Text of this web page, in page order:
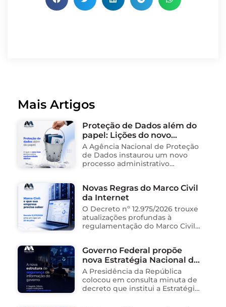
Mais Artigos
Proteção de Dados além do
papel: Lições do novo
processo sancionador da
ANPD
A Agência Nacional de Proteção
de Dados instaurou um novo
processo administrativo
organização social responsável
pela gestão de unidades
públicas de saúde …
Novas Regras do Marco Civil
da Internet
O Decreto nº 12.975/2026 trouxe
atualizações profundas à
regulamentação do Marco Civil
operações de empresas de
tecnologia no Brasil. Para ajudar
na …
Governo Federal propõe
nova Estratégia Nacional de
Segurança da Informação e
cria sistema integrado de
governança para órgãos
A Presidência da República
colocou em consulta minuta de
decreto que institui a Estratégia